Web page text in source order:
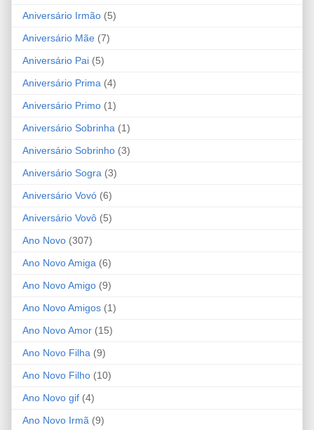
Aniversário Irmão (5)
Aniversário Mãe (7)
Aniversário Pai (5)
Aniversário Prima (4)
Aniversário Primo (1)
Aniversário Sobrinha (1)
Aniversário Sobrinho (3)
Aniversário Sogra (3)
Aniversário Vovó (6)
Aniversário Vovô (5)
Ano Novo (307)
Ano Novo Amiga (6)
Ano Novo Amigo (9)
Ano Novo Amigos (1)
Ano Novo Amor (15)
Ano Novo Filha (9)
Ano Novo Filho (10)
Ano Novo gif (4)
Ano Novo Irmã (9)